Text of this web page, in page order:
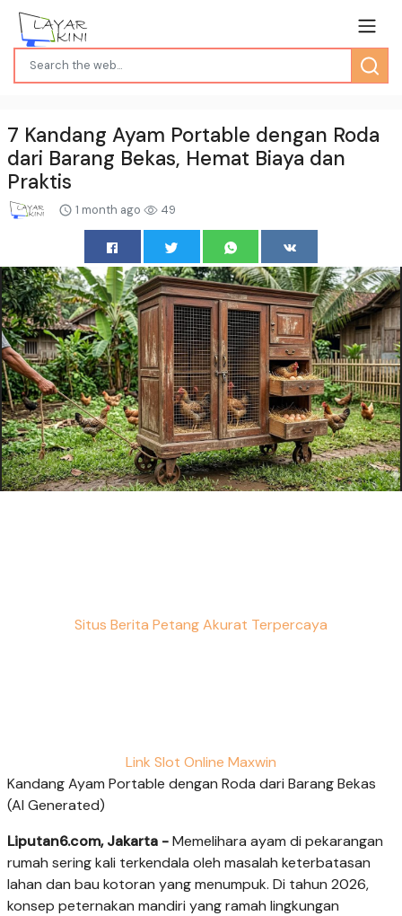
7 Kandang Ayam Portable dengan Roda
dari Barang Bekas, Hemat Biaya dan
Praktis
1 month ago 49
Situs Berita Petang Akurat Terpercaya
Link Slot Online Maxwin
Kandang Ayam Portable dengan Roda dari Barang Bekas
(AI Generated)
Liputan6.com, Jakarta -Memelihara ayam di pekarangan
rumah sering kali terkendala oleh masalah keterbatasan
lahan dan bau kotoran yang menumpuk. Di tahun 2026,
konsep peternakan mandiri yang ramah lingkungan